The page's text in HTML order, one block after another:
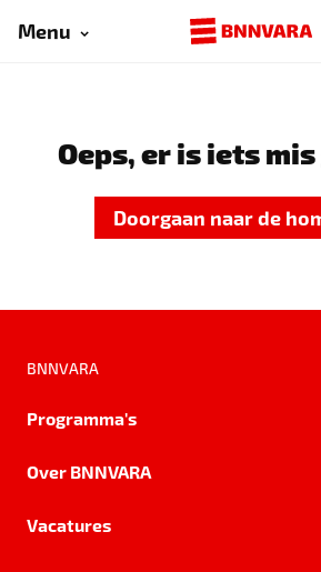
Menu
Oeps, er is iets
Doorgaan naar de
BNNVARA
Programma's
Over BNNVARA
Vacatures